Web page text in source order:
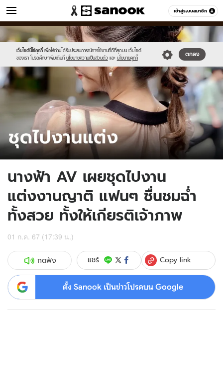
เข้าสู่ระบบสมาชิก
ข่าว หมวดอื่นๆ
เว็บไซต์นี้ใช้คุกกี้ เพื่อให้ท่านได้รับประสบการณ์การใช้งานที่ดีที่สุดบน เว็บไซต์
ของเรา โปรดศึกษาเพิ่มเติมที่ นโยบายความเป็นส่วนตัว และ นโยบายคุกกี้
ตกลง
Sanook
//s.isanook.com/sr/0/images/logo-
new-
sanook.png
600
//s.isanook.com/ns/0/ud/1894/9470582/tagline-
template-
update-
april.jpg
นางฟ้า AV เผยชุดไปงาน
แต่งงานญาติ แฟนๆ ชื่นชมฉ่ำ
ทั้งสวย ทั้งให้เกียรติเจ้าภาพ
01 ก.ค. 67 (17:39 น.)
กดฟัง แชร์ Copy link
ตั้ง Sanook เป็นข่าวโปรดบน Google